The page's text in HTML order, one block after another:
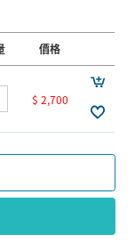
價格
$ 2,700